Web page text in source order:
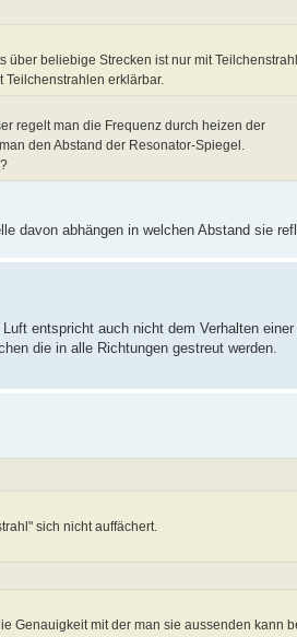
über beliebige Strecken ist nur mit
Teilchenstrahlen erklärbar.
regelt man die Frequenz durch heizen der
den Abstand der Resonator-Spiegel.
davon abhängen in welchen Abstand sie
entspricht auch nicht dem Verhalten einer
die in alle Richtungen gestreut werden.
sich nicht auffächert.
Genauigkeit mit der man sie aussenden kann